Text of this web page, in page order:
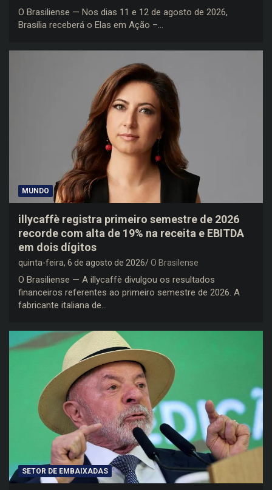
O Brasiliense — Nos dias 11 e 12 de agosto de 2026,
Brasília receberá o Elas em Ação –…
MUNDO
illycaffè registra primeiro semestre de 2026
recorde com alta de 19% na receita e EBITDA
em dois dígitos
quinta-feira, 6 de agosto de 2026 O Brasilense
O Brasiliense — A illycaffè divulgou os resultados
financeiros referentes ao primeiro semestre de 2026. A
fabricante italiana de…
SETOR DE EMBAIXADAS